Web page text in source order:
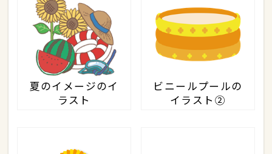
夏のイメージのイ
ラスト
ビニールプールの
イラスト②